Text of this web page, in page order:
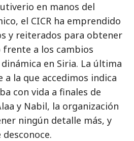
en manos del
el CICR ha emprendido
y reiterados para obtener
a los cambios
en Siria. La última
la que accedimos indica
con vida a finales de
y Nabil, la organización
ningún detalle más, y